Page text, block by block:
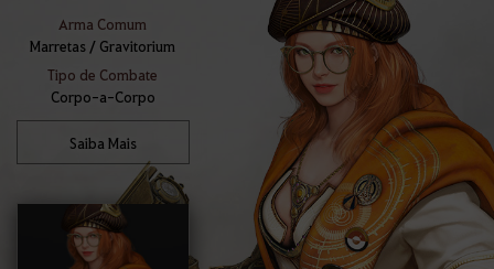
Arma Comum
Marretas / Gravitorium
Tipo de Combate
Corpo-a-Corpo
Saiba Mais